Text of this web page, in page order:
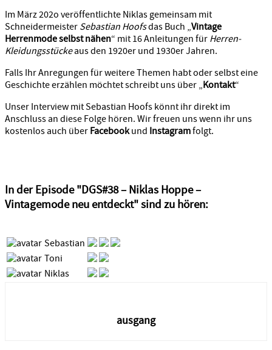
Im März 202o veröffentlichte Niklas gemeinsam mit
Schneidermeister Sebastian Hoofsdas Buch „Vintage
Herrenmode selbst nähen“ mit 16 Anleitungen für Herren-
Kleidungsstückeaus den 1920er und 1930er Jahren.
Falls Ihr Anregungen für weitere Themen habt oder selbst eine
Geschichte erzählen möchtet schreibt uns über „Kontakt“
Unser Interview mit Sebastian Hoofs könnt ihr direkt im
Anschluss an diese Folge hören. Wir freuen uns wenn ihr uns
kostenlos auch über Facebookund Instagramfolgt.
In der Episode "DGS#38 – Niklas Hoppe –
Vintagemode neu entdeckt" sind zu hören:
Sebastian
Toni
Niklas
ausgang